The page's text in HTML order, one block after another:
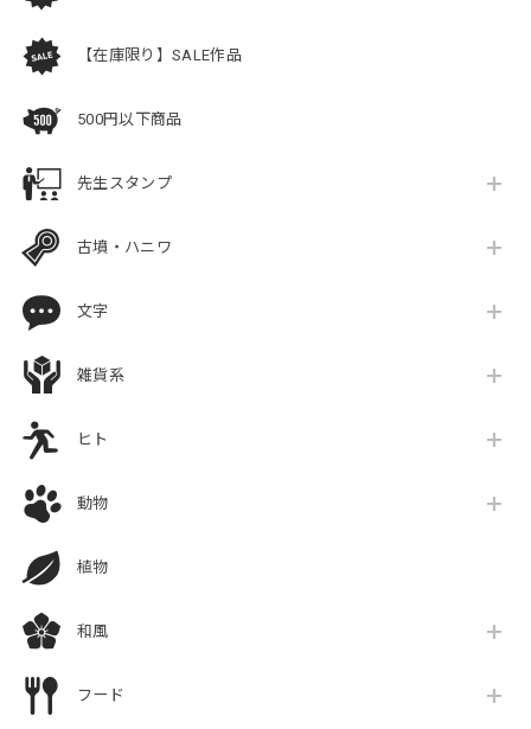
【在庫限り】SALE作品
500円以下商品
先生スタンプ
古墳・ハニワ
文字
雑貨系
ヒト
動物
植物
和風
フード